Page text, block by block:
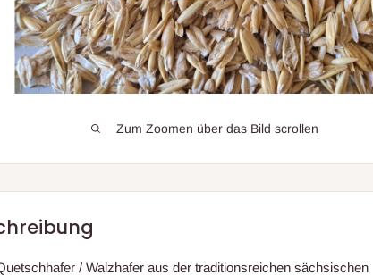
Zum Zoomen über das Bild scrollen
/ Walzhafer aus der traditionsreichen sächsischen